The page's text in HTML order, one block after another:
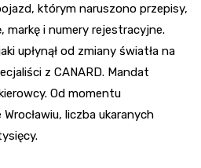
którym naruszono przepisy,
markę i numery rejestracyjne.
upłynął od zmiany światła na
z CANARD. Mandat
Od momentu
liczba ukaranych